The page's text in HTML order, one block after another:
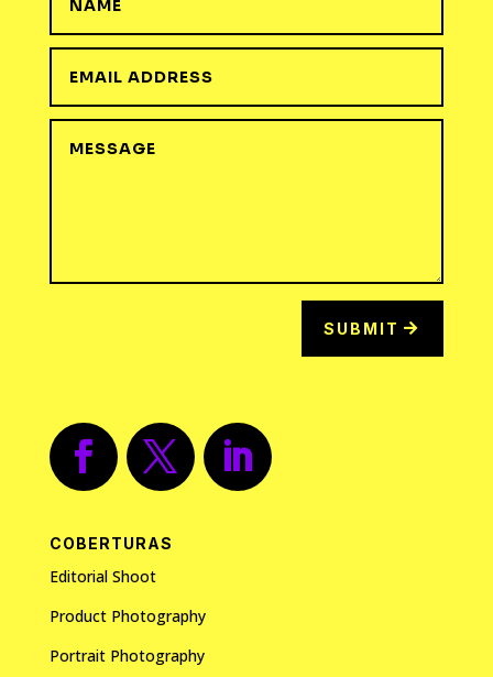
SUBMIT
COBERTURAS
Editorial Shoot
Product Photography
Portrait Photography